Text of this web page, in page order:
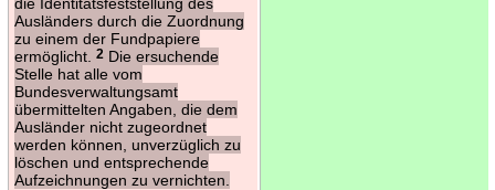
Ausländers durch die Zuordnung
zu einem der Fundpapiere
ermöglicht.
2Die ersuchende
Stelle hat alle vom
Bundesverwaltungsamt
übermittelten Angaben, die dem
Ausländer nicht zugeordnet
werden können, unverzüglich zu
löschen und entsprechende
Aufzeichnungen zu vernichten.